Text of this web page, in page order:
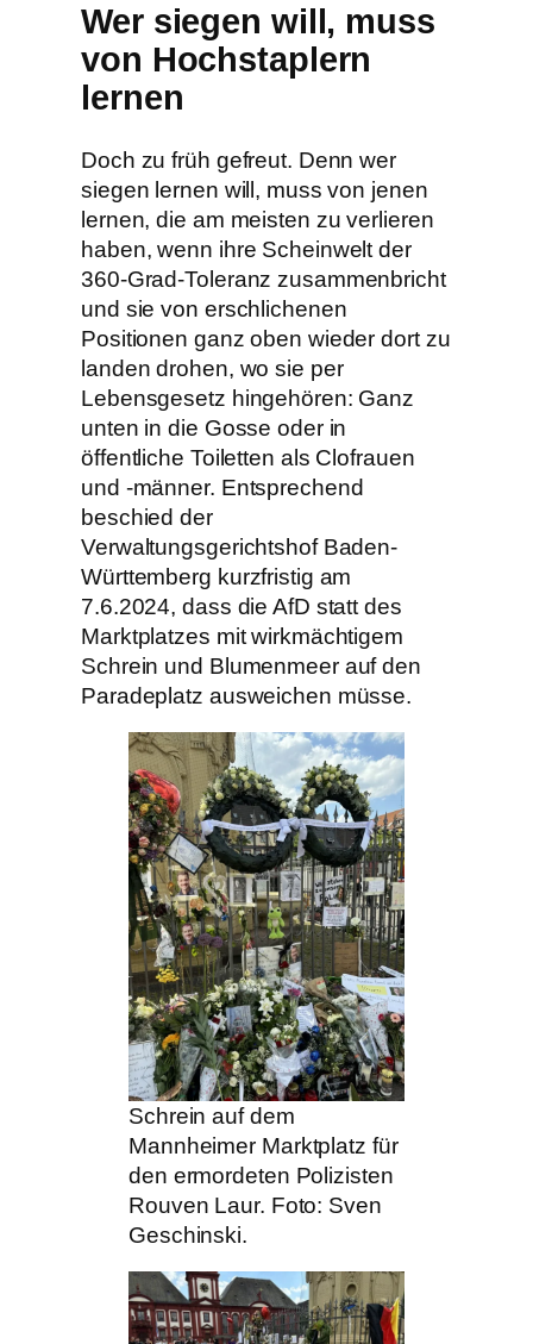
Wer siegen will, muss
von Hochstaplern
lernen
Doch zu früh gefreut. Denn wer
siegen lernen will, muss von jenen
lernen, die am meisten zu verlieren
haben, wenn ihre Scheinwelt der
360-Grad-Toleranz zusammenbricht
und sie von erschlichenen
Positionen ganz oben wieder dort zu
landen drohen, wo sie per
Lebensgesetz hingehören: Ganz
unten in die Gosse oder in
öffentliche Toiletten als Clofrauen
und -männer. Entsprechend
beschied der
Verwaltungsgerichtshof Baden-
Württemberg kurzfristig am
7.6.2024, dass die AfD statt des
Marktplatzes mit wirkmächtigem
Schrein und Blumenmeer auf den
Paradeplatz ausweichen müsse.
Schrein auf dem
Mannheimer Marktplatz für
den ermordeten Polizisten
Rouven Laur. Foto: Sven
Geschinski.